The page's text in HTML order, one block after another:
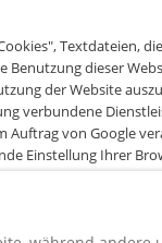
Textdateien,
dieser
der Website
verbundene
von Google
Einstellung Ihrer
Durch die Nutzung
einverstanden.
erfasst werden.